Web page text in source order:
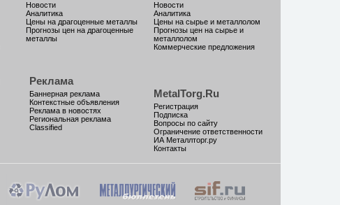
Новости
Аналитика
Цены на драгоценные металлы
Прогнозы цен на драгоценные
металлы
Новости
Аналитика
Цены на сырье и металлолом
Прогнозы цен на сырье и
металлолом
Коммерческие предложения
Реклама
Баннерная реклама
Контекстные объявления
Реклама в новостях
Региональная реклама
Classified
MetalTorg.Ru
Регистрация
Подписка
Вопросы по сайту
Ограничение ответственности
ИА Металлторг.ру
Контакты